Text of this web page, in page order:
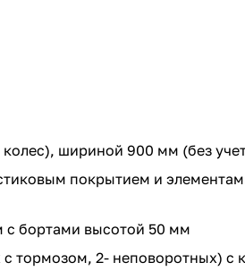
шириной 900 мм (без
покрытием и
с бортами высотой 50 мм
тормозом, 2- неповоротных) с